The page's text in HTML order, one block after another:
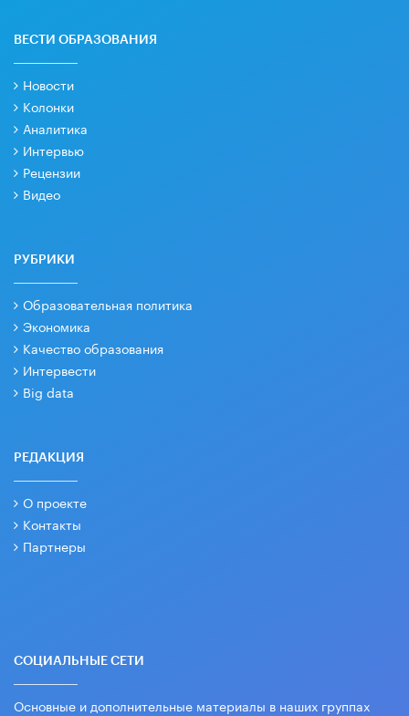
ВЕСТИ ОБРАЗОВАНИЯ
Новости
Колонки
Аналитика
Интервью
Рецензии
Видео
РУБРИКИ
Образовательная политика
Экономика
Качество образования
Интервести
Big data
РЕДАКЦИЯ
О проекте
Контакты
Партнеры
СОЦИАЛЬНЫЕ СЕТИ
Основные и дополнительные материалы в наших группах